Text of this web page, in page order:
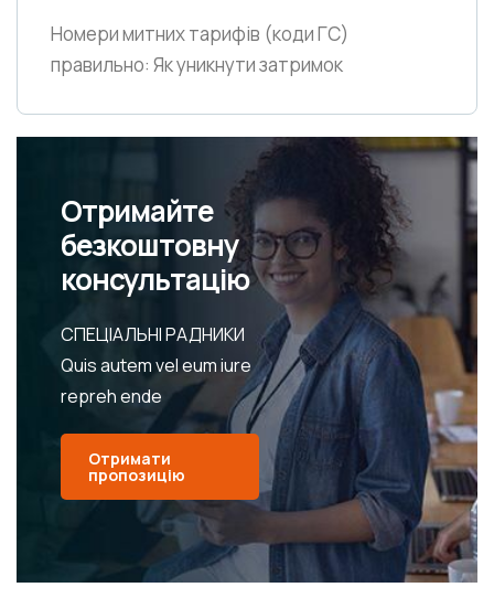
Номери митних тарифів (коди ГС)
правильно: Як уникнути затримок
Отримайте
безкоштовну
консультацію
СПЕЦІАЛЬНІ РАДНИКИ
Quis autem vel eum iure
repreh ende
Отримати
пропозицію